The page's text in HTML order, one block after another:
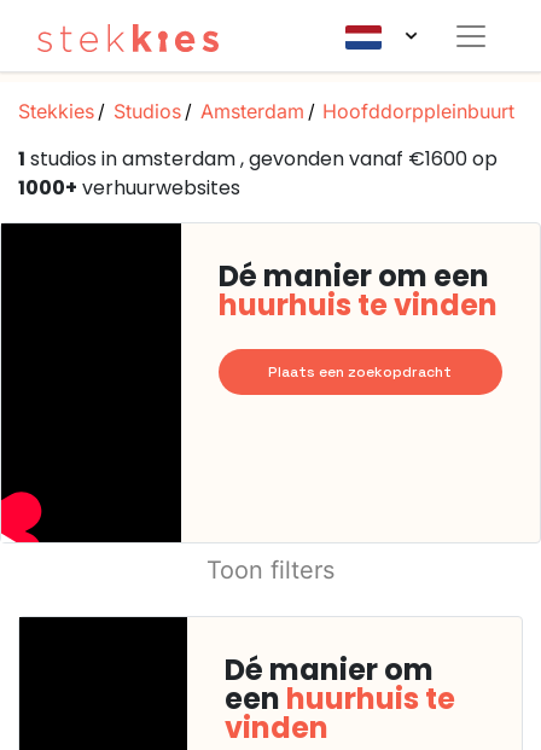
Stekkies Studios Amsterdam Hoofddorppleinbuurt
1 studios in amsterdam , gevonden vanaf €1600 op
1000+ verhuurwebsites
Dé manier om een
huurhuis te vinden
Plaats een zoekopdracht
Toon filters
Dé manier om
een huurhuis te
vinden